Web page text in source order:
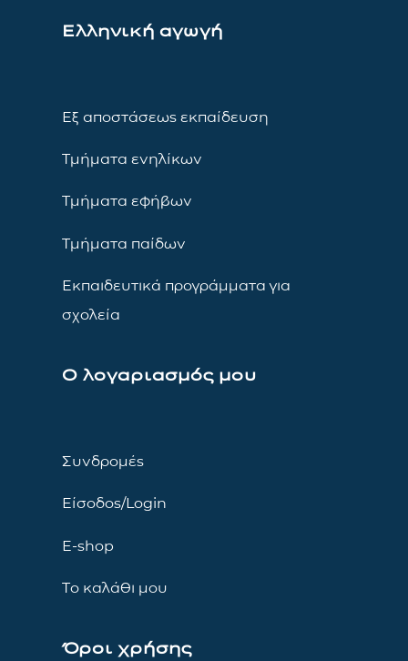
Ελληνική αγωγή
Εξ αποστάσεως εκπαίδευση
Τμήματα ενηλίκων
Τμήματα εφήβων
Τμήματα παίδων
Εκπαιδευτικά προγράμματα για
σχολεία
Ο λογαριασμός μου
Συνδρομές
Είσοδος/Login
E-shop
Το καλάθι μου
Όροι χρήσης